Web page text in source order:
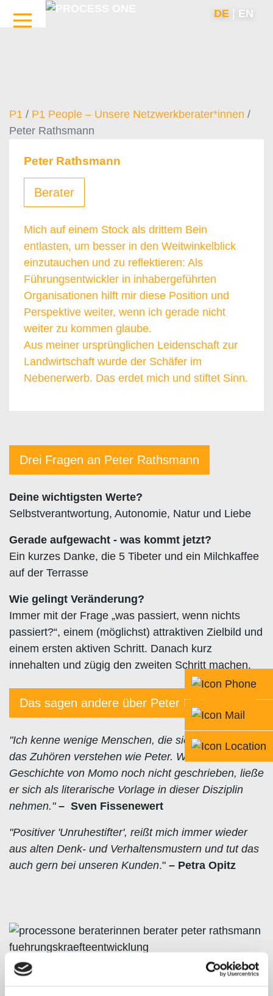
DE EN
P1 / P1 People – Unsere Netzwerkberater*innen /
Peter Rathsmann
Peter Rathsmann
Berater
Mich auf einem Stock als drittem Bein
entlasten, um besser in den Weitwinkelblick
einzutauchen und zu reflektieren: Als
Führungsentwickler in inhabergeführten
Organisationen hilft mir diese Position und
Perspektive weiter, wenn ich gerade nicht
weiter zu kommen glaube.
Aus meiner ursprünglichen Leidenschaft zur
Landwirtschaft wurde der Schäfer im
Nebenerwerb. Das erdet mich und stiftet Sinn.
Drei Fragen an Peter Rathsmann
Deine wichtigsten Werte?
Selbstverantwortung, Autonomie, Natur und Liebe
Gerade aufgewacht - was kommt jetzt?
Ein kurzes Danke, die 5 Tibeter und ein Milchkaffee
auf der Terrasse
Wie gelingt Veränderung?
Immer mit der Frage „was passiert, wenn nichts
passiert?“, einem (möglichst) attraktiven Zielbild und
einem ersten aktiven Schritt. Danach kurz
innehalten und zügig den zweiten Schritt machen.
Das sagen andere über Peter Rathsmann
"Ich kenne wenige Menschen, die sich so gut auf
das Zuhören verstehen wie Peter. Wäre die
Geschichte von Momo noch nicht geschrieben, ließe
er sich als literarische Vorlage in dieser Disziplin
nehmen." – Sven Fissenewert
"Positiver 'Unruhestifter', reißt mich immer wieder
aus alten Denk- und Verhaltensmustern und tut das
auch gern bei unseren Kunden." – Petra Opitz